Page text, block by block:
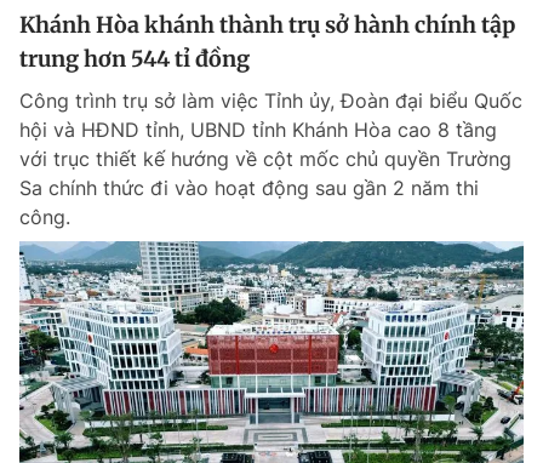
Khánh Hòa khánh thành trụ sở hành chính tập
trung hơn 544 tỉ đồng
Công trình trụ sở làm việc Tỉnh ủy, Đoàn đại biểu Quốc
hội và HĐND tỉnh, UBND tỉnh Khánh Hòa cao 8 tầng
với trục thiết kế hướng về cột mốc chủ quyền Trường
Sa chính thức đi vào hoạt động sau gần 2 năm thi
công.